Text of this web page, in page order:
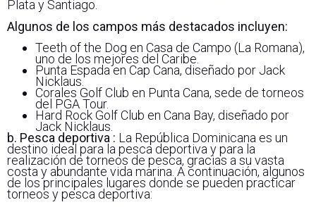
Plata y Santiago.
Algunos de los campos más destacados incluyen:
Teeth of the Dog en Casa de Campo (La Romana),
uno de los mejores del Caribe.
Punta Espada en Cap Cana, diseñado por Jack
Nicklaus.
Corales Golf Club en Punta Cana, sede de torneos
del PGA Tour.
Hard Rock Golf Club en Cana Bay, diseñado por
Jack Nicklaus.
b. Pesca deportiva : La República Dominicana es un
destino ideal para la pesca deportiva y para la
realización de torneos de pesca, gracias a su vasta
costa y abundante vida marina. A continuación, algunos
de los principales lugares donde se pueden practicar
torneos y pesca deportiva: